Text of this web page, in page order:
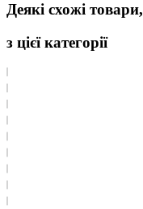
Деякі схожі товари,
з цієї категорії